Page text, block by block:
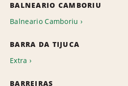
BALNEARIO CAMBORIU
Balneario Camboriu
BARRA DA TIJUCA
Extra
BARREIRAS